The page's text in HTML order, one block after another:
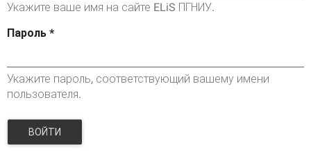
Укажите ваше имя на сайте ELiS ПГНИУ.
Пароль *
Укажите пароль, соответствующий вашему имени
пользователя.
ВОЙТИ